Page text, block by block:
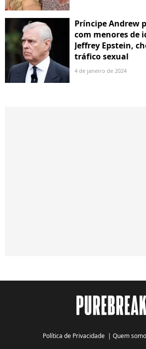
Príncipe Andrew
com menores de
Jeffrey Epstein,
tráfico sexual
4 de janeiro de 2024
Política de Privacidade | Quem